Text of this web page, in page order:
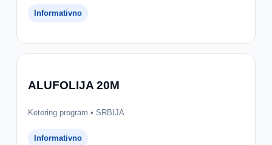
Informativno
ALUFOLIJA 20M
Ketering program • SRBIJA
Informativno